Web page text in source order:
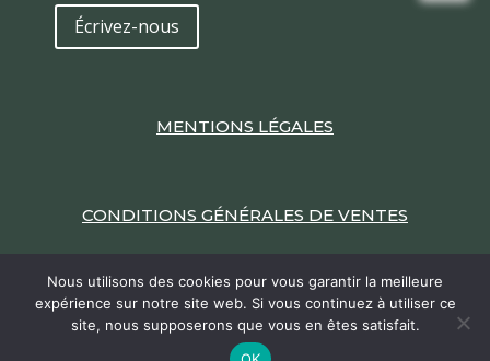
Écrivez-nous
MENTIONS LÉGALES
CONDITIONS GÉNÉRALES DE VENTES
2022 / Un site Internet réalisé par
Nous utilisons des cookies pour vous garantir la meilleure
expérience sur notre site web. Si vous continuez à utiliser ce
site, nous supposerons que vous en êtes satisfait.